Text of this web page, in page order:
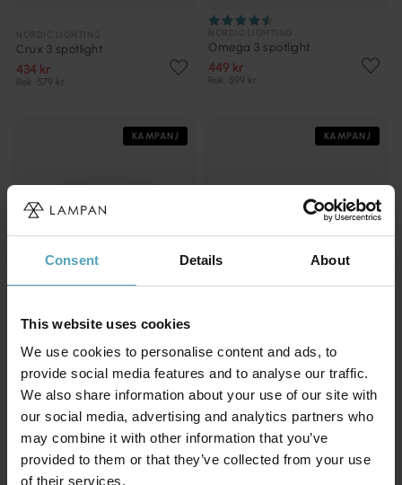
Consent Details About
This website uses cookies
We use cookies to personalise content and ads, to
provide social media features and to analyse our traffic.
We also share information about your use of our site with
our social media, advertising and analytics partners who
may combine it with other information that you’ve
provided to them or that they’ve collected from your use
of their services.
Crux 3 spotlight
434 kr
Rek. 579 kr
Omega 3 spotlight
449 kr
Rek. 599 kr
KAMPANJ
BY RYDÉNS
Aurora 5 spotlight
699 kr
Rek. 1 199 kr
KAMPANJ
NORDIC LIGHTING
Crux 2 spotlight
299 kr
Rek. 399 kr